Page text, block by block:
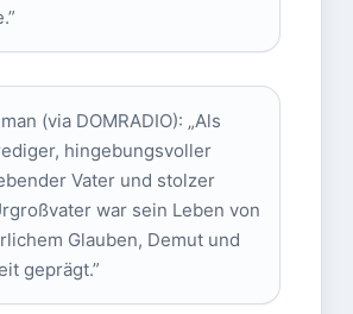
(via DOMRADIO): „Als
hingebungsvoller
Vater und stolzer
war sein Leben von
Glauben, Demut und
geprägt.”